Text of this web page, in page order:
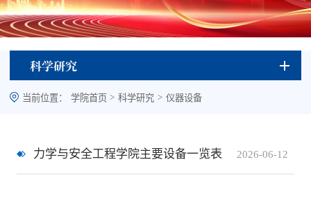
科学研究
当前位置： 学院首页 > 科学研究 > 仪器设备
力学与安全工程学院主要设备一览表 2026-06-12